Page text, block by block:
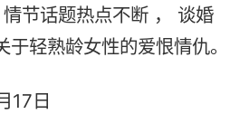
节话题热点不断 ， 谈婚
轻熟龄女性的爱恨情仇。
17日